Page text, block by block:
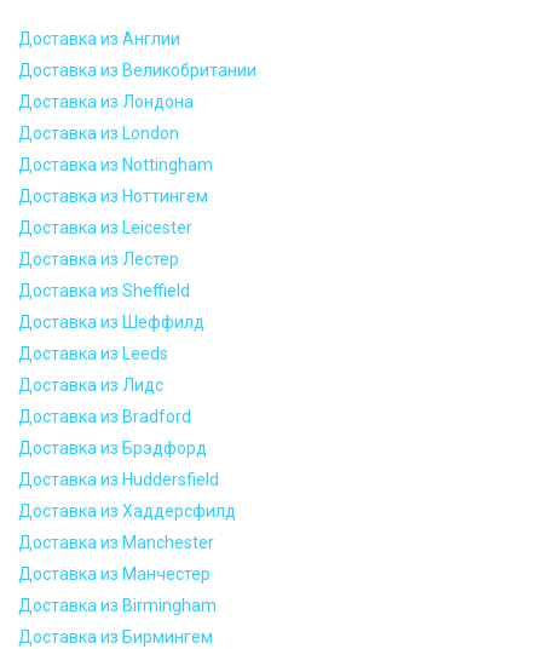
Доставка из Англии
Доставка из Великобритании
Доставка из Лондона
Доставка из London
Доставка из Nottingham
Доставка из Ноттингем
Доставка из Leicester
Доставка из Лестер
Доставка из Sheffield
Доставка из Шеффилд
Доставка из Leeds
Доставка из Лидс
Доставка из Bradford
Доставка из Брэдфорд
Доставка из Huddersfield
Доставка из Хаддерсфилд
Доставка из Manchester
Доставка из Манчестер
Доставка из Birmingham
Доставка из Бирмингем